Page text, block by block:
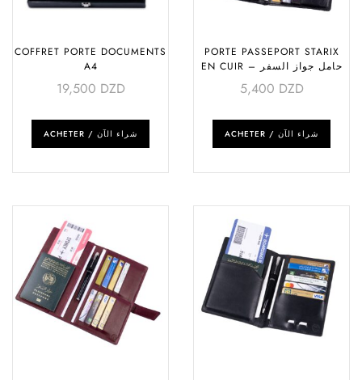
COFFRET PORTE DOCUMENTS
A4
19,500 DZD
ACHETER / شراء الآن
PORTE PASSEPORT STARIX
EN CUIR – حامل جواز السفر
5,400 DZD
ACHETER / شراء الآن